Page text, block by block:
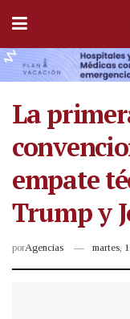
La
empate
Trump y
porAgencias martes,